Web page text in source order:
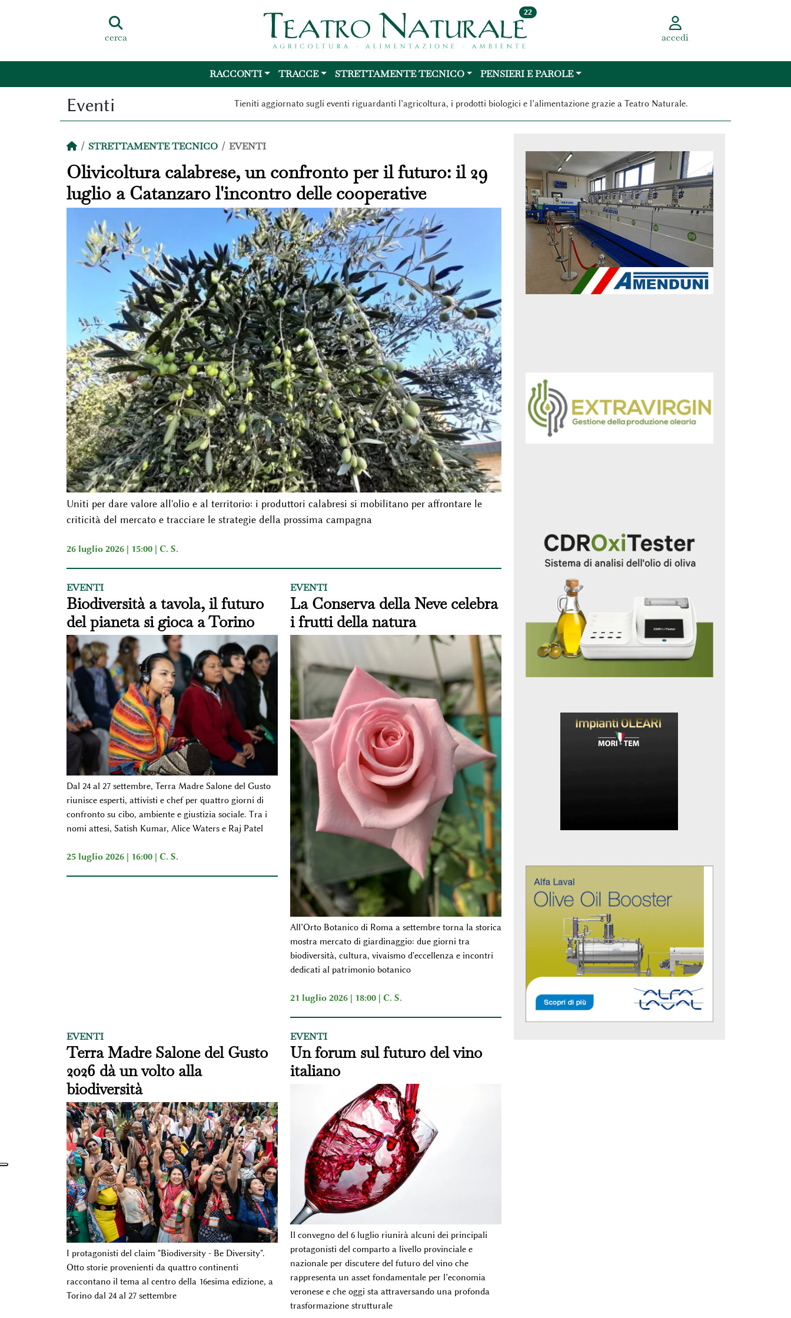
cerca
22
accedi
RACCONTI TRACCE STRETTAMENTE TECNICO PENSIERI E PAROLE
Eventi Tieniti aggiornato sugli eventi riguardanti l’agricoltura, i prodotti biologici e l’alimentazione grazie a Teatro Naturale.
STRETTAMENTE TECNICO EVENTI
Olivicoltura calabrese, un confronto per il futuro: il 29
luglio a Catanzaro l'incontro delle cooperative
Uniti per dare valore all'olio e al territorio: i produttori calabresi si mobilitano per affrontare le
criticità del mercato e tracciare le strategie della prossima campagna
26 luglio 2026 | 15:00 | C. S.
EVENTI
Biodiversità a tavola, il futuro
del pianeta si gioca a Torino
Dal 24 al 27 settembre, Terra Madre Salone del Gusto
riunisce esperti, attivisti e chef per quattro giorni di
confronto su cibo, ambiente e giustizia sociale. Tra i
nomi attesi, Satish Kumar, Alice Waters e Raj Patel
25 luglio 2026 | 16:00 | C. S.
EVENTI
La Conserva della Neve celebra
i frutti della natura
All’Orto Botanico di Roma a settembre torna la storica
mostra mercato di giardinaggio: due giorni tra
biodiversità, cultura, vivaismo d'eccellenza e incontri
dedicati al patrimonio botanico
21 luglio 2026 | 18:00 | C. S.
EVENTI
Terra Madre Salone del Gusto
2026 dà un volto alla
biodiversità
I protagonisti del claim "Biodiversity - Be Diversity".
Otto storie provenienti da quattro continenti
raccontano il tema al centro della 16esima edizione, a
Torino dal 24 al 27 settembre
EVENTI
Un forum sul futuro del vino
italiano
Il convegno del 6 luglio riunirà alcuni dei principali
protagonisti del comparto a livello provinciale e
nazionale per discutere del futuro del vino che
rappresenta un asset fondamentale per l’economia
veronese e che oggi sta attraversando una profonda
trasformazione strutturale